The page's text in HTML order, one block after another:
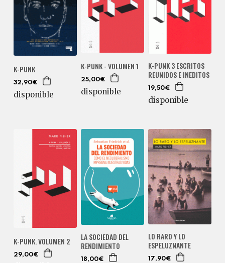
K-PUNK
32,90€
disponible
K-PUNK - VOLUMEN 1
25,00€
disponible
K-PUNK 3 ESCRITOS
REUNIDOS E INEDITOS
19,50€
disponible
K-PUNK. VOLUMEN 2
29,00€
LA SOCIEDAD DEL
RENDIMIENTO
18,00€
LO RARO Y LO
ESPELUZNANTE
17,90€